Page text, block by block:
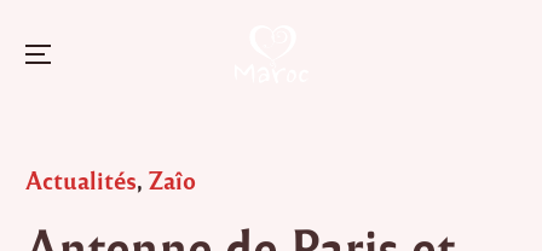
content
Menu
Posted
Actualités,Zaîo